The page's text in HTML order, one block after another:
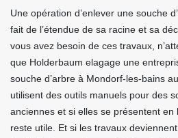
Une opération d’enlever une souche
fait de l’étendue de sa racine et sa
vous avez besoin de ces travaux,
que Holderbaum elagage une
souche d’arbre à Mondorf-les-bains
utilisent des outils manuels pour des
anciennes et si elles se présentent
reste utile. Et si les travaux